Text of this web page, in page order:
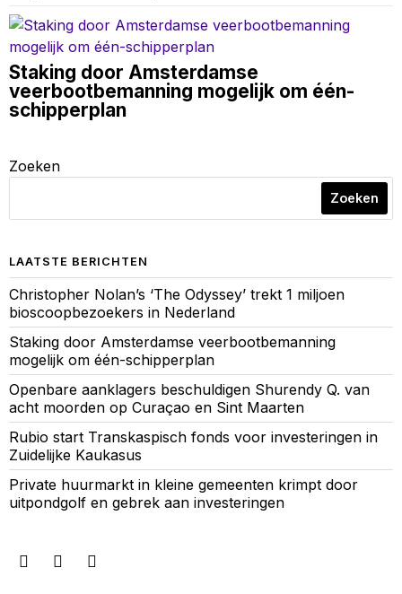
Staking door Amsterdamse
veerbootbemanning mogelijk om één-
schipperplan
Zoeken
Zoeken
LAATSTE BERICHTEN
Christopher Nolan’s ‘The Odyssey’ trekt 1 miljoen
bioscoopbezoekers in Nederland
Staking door Amsterdamse veerbootbemanning
mogelijk om één-schipperplan
Openbare aanklagers beschuldigen Shurendy Q. van
acht moorden op Curaçao en Sint Maarten
Rubio start Transkaspisch fonds voor investeringen in
Zuidelijke Kaukasus
Private huurmarkt in kleine gemeenten krimpt door
uitpondgolf en gebrek aan investeringen